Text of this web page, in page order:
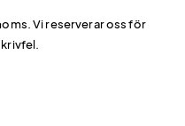
Vi reserverar oss för